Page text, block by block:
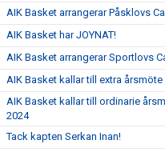
AIK Basket arrangerar Påsklovs
AIK Basket har JOYNAT!
AIK Basket arrangerar Sportlovs
AIK Basket kallar till extra
AIK Basket kallar till ordinarie
2024
Tack kapten Serkan Inan!